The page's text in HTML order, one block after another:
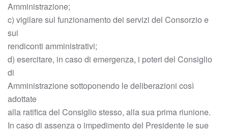
Amministrazione;
c) vigilare sul funzionamento dei servizi del Consorzio e
sui
rendiconti amministrativi;
d) esercitare, in caso di emergenza, i poteri del Consiglio
di
Amministrazione sottoponendo le deliberazioni così
adottate
alla ratifica del Consiglio stesso, alla sua prima riunione.
In caso di assenza o impedimento del Presidente le sue